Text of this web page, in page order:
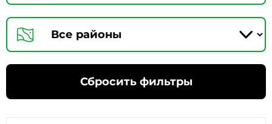
Сбросить фильтры